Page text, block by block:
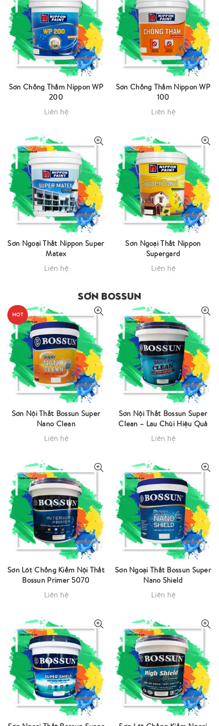
Sơn Chống Thấm Nippon WP
200
Liên hệ
Sơn Chống Thấm Nippon WP
100
Liên hệ
Sơn Ngoại Thất Nippon Super
Matex
Liên hệ
Sơn Ngoại Thất Nippon
Supergard
Liên hệ
SƠN BOSSUN
HOT
Sơn Nội Thất Bossun Super
Nano Clean
Liên hệ
Sơn Nội Thất Bossun Super
Clean – Lau Chùi Hiệu Quả
Liên hệ
Sơn Lót Chống Kiềm Nội Thất
Bossun Primer 5070
Liên hệ
Sơn Ngoại Thất Bossun Super
Nano Shield
Liên hệ